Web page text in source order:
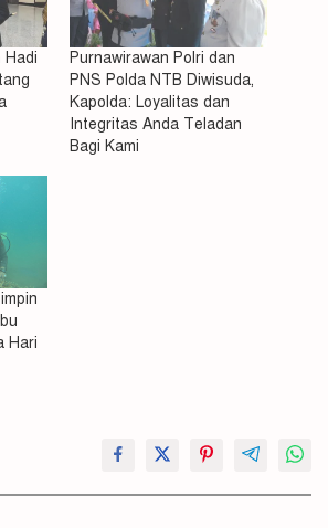
Hadi
Purnawirawan Polri dan
PNS Polda NTB Diwisuda,
Kapolda: Loyalitas dan
Integritas Anda Teladan
Bagi Kami
Hari